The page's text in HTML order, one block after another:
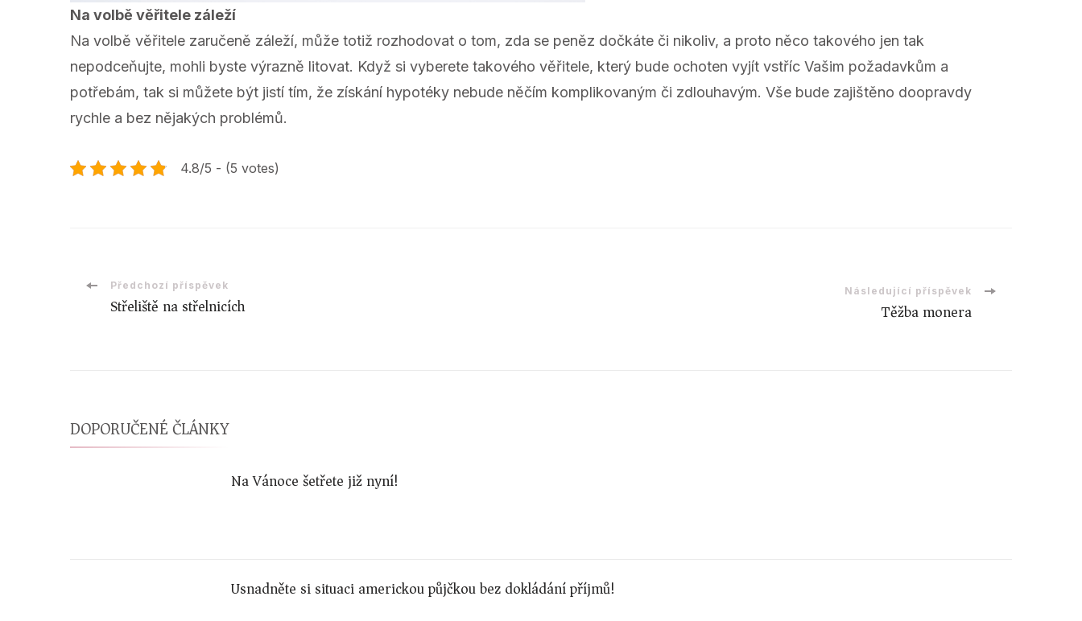
Na volbě věřitele záleží
Na volbě věřitele zaručeně záleží, může totiž rozhodovat o tom, zda se peněz dočkáte či nikoliv, a proto něco takového jen tak
nepodceňujte, mohli byste výrazně litovat. Když si vyberete takového věřitele, který bude ochoten vyjít vstříc Vašim požadavkům a
potřebám, tak si můžete být jistí tím, že získání hypotéky nebude něčím komplikovaným či zdlouhavým. Vše bude zajištěno doopravdy
rychle a bez nějakých problémů.
4.8/5 - (5 votes)
Navigace
Předchozí příspěvek
Střeliště na střelnicích
Následující příspěvek
Těžba monera
DOPORUČENÉ ČLÁNKY
Na Vánoce šetřete již nyní!
Usnadněte si situaci americkou půjčkou bez dokládání příjmů!